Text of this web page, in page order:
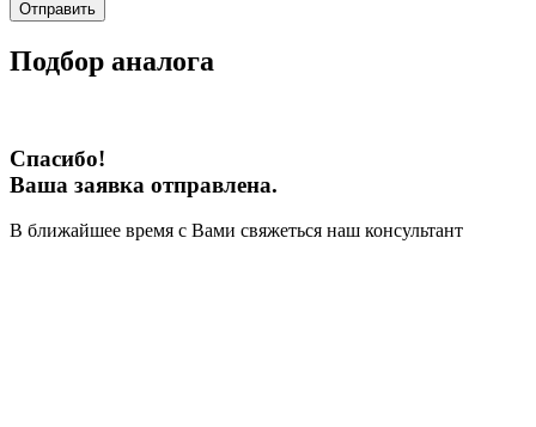
Отправить
Подбор аналога
Спасибо!
Ваша заявка отправлена.
В ближайшее время с Вами свяжеться наш консультант